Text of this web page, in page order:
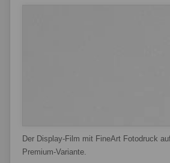
Der Display-Film mit FineArt Fotodruck
Premium-Variante.